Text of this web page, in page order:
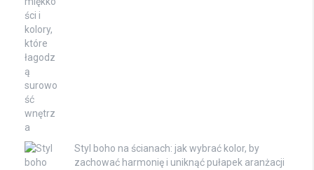
Styl boho na ścianach: jak wybrać kolor, by
zachować harmonię i uniknąć pułapek aranżacji